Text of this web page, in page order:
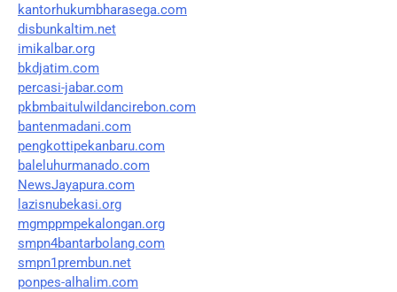
kantorhukumbharasega.com
disbunkaltim.net
imikalbar.org
bkdjatim.com
percasi-jabar.com
pkbmbaitulwildancirebon.com
bantenmadani.com
pengkottipekanbaru.com
baleluhurmanado.com
NewsJayapura.com
lazisnubekasi.org
mgmppmpekalongan.org
smpn4bantarbolang.com
smpn1prembun.net
ponpes-alhalim.com